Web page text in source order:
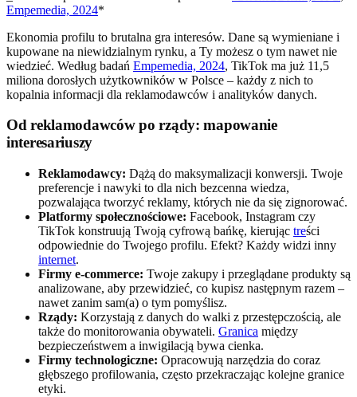
Empemedia, 2024*
Ekonomia profilu to brutalna gra interesów. Dane są wymieniane i
kupowane na niewidzialnym rynku, a Ty możesz o tym nawet nie
wiedzieć. Według badań Empemedia, 2024, TikTok ma już 11,5
miliona dorosłych użytkowników w Polsce – każdy z nich to
kopalnia informacji dla reklamodawców i analityków danych.
Od reklamodawców po rządy: mapowanie
interesariuszy
Reklamodawcy: Dążą do maksymalizacji konwersji. Twoje
preferencje i nawyki to dla nich bezcenna wiedza,
pozwalająca tworzyć reklamy, których nie da się zignorować.
Platformy społecznościowe: Facebook, Instagram czy
TikTok konstruują Twoją cyfrową bańkę, kierując treści
odpowiednie do Twojego profilu. Efekt? Każdy widzi inny
internet.
Firmy e-commerce: Twoje zakupy i przeglądane produkty są
analizowane, aby przewidzieć, co kupisz następnym razem –
nawet zanim sam(a) o tym pomyślisz.
Rządy: Korzystają z danych do walki z przestępczością, ale
także do monitorowania obywateli. Granica między
bezpieczeństwem a inwigilacją bywa cienka.
Firmy technologiczne: Opracowują narzędzia do coraz
głębszego profilowania, często przekraczając kolejne granice
etyki.